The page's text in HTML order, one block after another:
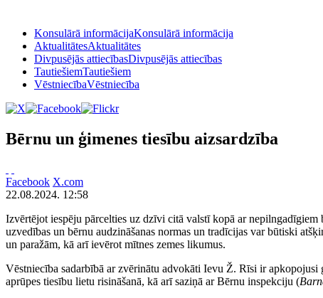
Konsulārā informācijaKonsulārā informācija
AktualitātesAktualitātes
Divpusējās attiecībasDivpusējās attiecības
TautiešiemTautiešiem
VēstniecībaVēstniecība
Bērnu un ģimenes tiesību aizsardzība
Facebook X.com
22.08.2024. 12:58
Izvērtējot iespēju pārcelties uz dzīvi citā valstī kopā ar
uzvedības un bērnu audzināšanas normas un tradīcijas var būtiski
un paražām, kā arī ievērot mītnes zemes likumus.
Vēstniecība sadarbībā ar zvērinātu advokāti Ievu Ž. Rīsi ir
aprūpes tiesību lietu risināšanā, kā arī saziņā ar Bērnu inspekciju (